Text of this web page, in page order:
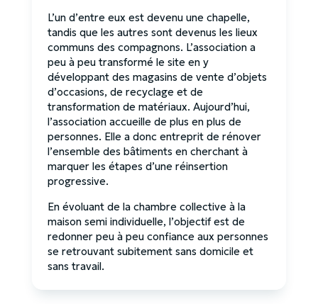
L’un d’entre eux est devenu une chapelle,
tandis que les autres sont devenus les lieux
communs des compagnons. L’association a
peu à peu transformé le site en y
développant des magasins de vente d’objets
d’occasions, de recyclage et de
transformation de matériaux. Aujourd’hui,
l’association accueille de plus en plus de
personnes. Elle a donc entreprit de rénover
l’ensemble des bâtiments en cherchant à
marquer les étapes d’une réinsertion
progressive.
En évoluant de la chambre collective à la
maison semi individuelle, l’objectif est de
redonner peu à peu confiance aux personnes
se retrouvant subitement sans domicile et
sans travail.